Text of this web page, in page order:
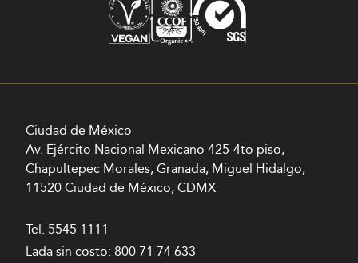
Ciudad de México
Av. Ejército Nacional Mexicano 425-4to piso,
Chapultepec Morales, Granada, Miguel Hidalgo,
11520 Ciudad de México, CDMX
Tel. 5545 1111
Lada sin costo: 800 71 74 633